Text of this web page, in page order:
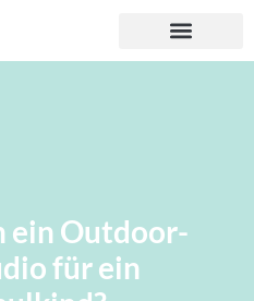
ein Outdoor-
für ein